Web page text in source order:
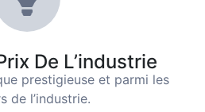
De L’industrie
prestigieuse et parmi les
de l’industrie.